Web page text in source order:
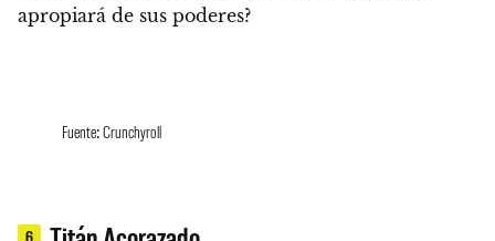
apropiará de sus poderes?
Fuente: Crunchyroll
6